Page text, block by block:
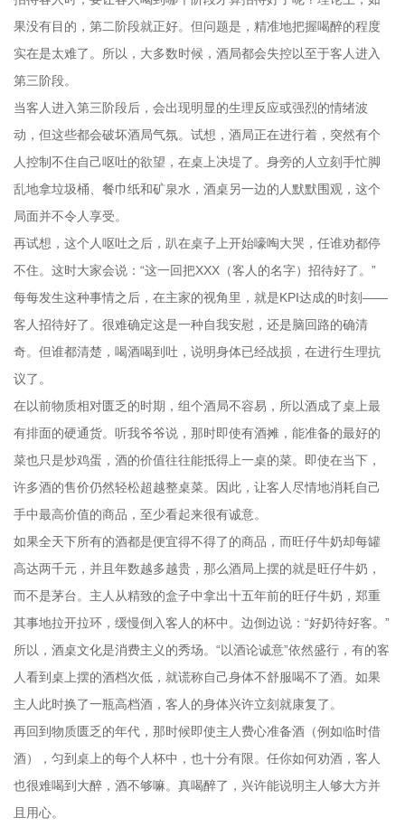
果没有目的，第二阶段就正好。但问题是，精准地把握喝醉的程度
实在是太难了。所以，大多数时候，酒局都会失控以至于客人进入
第三阶段。
当客人进入第三阶段后，会出现明显的生理反应或强烈的情绪波
动，但这些都会破坏酒局气氛。试想，酒局正在进行着，突然有个
人控制不住自己呕吐的欲望，在桌上决堤了。身旁的人立刻手忙脚
乱地拿垃圾桶、餐巾纸和矿泉水，酒桌另一边的人默默围观，这个
局面并不令人享受。
再试想，这个人呕吐之后，趴在桌子上开始嚎啕大哭，任谁劝都停
不住。这时大家会说：“这一回把XXX（客人的名字）招待好了。”
每每发生这种事情之后，在主家的视角里，就是KPI达成的时刻——
客人招待好了。很难确定这是一种自我安慰，还是脑回路的确清
奇。但谁都清楚，喝酒喝到吐，说明身体已经战损，在进行生理抗
议了。
在以前物质相对匮乏的时期，组个酒局不容易，所以酒成了桌上最
有排面的硬通货。听我爷爷说，那时即使有酒摊，能准备的最好的
菜也只是炒鸡蛋，酒的价值往往能抵得上一桌的菜。即使在当下，
许多酒的售价仍然轻松超越整桌菜。因此，让客人尽情地消耗自己
手中最高价值的商品，至少看起来很有诚意。
如果全天下所有的酒都是便宜得不得了的商品，而旺仔牛奶却每罐
高达两千元，并且年数越多越贵，那么酒局上摆的就是旺仔牛奶，
而不是茅台。主人从精致的盒子中拿出十五年前的旺仔牛奶，郑重
其事地拉开拉环，缓慢倒入客人的杯中。边倒边说：“好奶待好客。”
所以，酒桌文化是消费主义的秀场。“以酒论诚意”依然盛行，有的客
人看到桌上摆的酒档次低，就谎称自己身体不舒服喝不了酒。如果
主人此时换了一瓶高档酒，客人的身体兴许立刻就康复了。
再回到物质匮乏的年代，那时候即使主人费心准备酒（例如临时借
酒），匀到桌上的每个人杯中，也十分有限。任你如何劝酒，客人
也很难喝到大醉，酒不够嘛。真喝醉了，兴许能说明主人够大方并
且用心。